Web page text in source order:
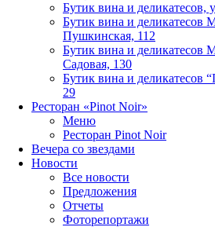
Бутик вина и деликатесов,
Бутик вина и деликатесов
Пушкинская, 112
Бутик вина и деликатесов
Садовая, 130
Бутик вина и деликатесов
29
Ресторан «Pinot Noir»
Меню
Ресторан Pinot Noir
Вечера со звездами
Новости
Все новости
Предложения
Отчеты
Фоторепортажи